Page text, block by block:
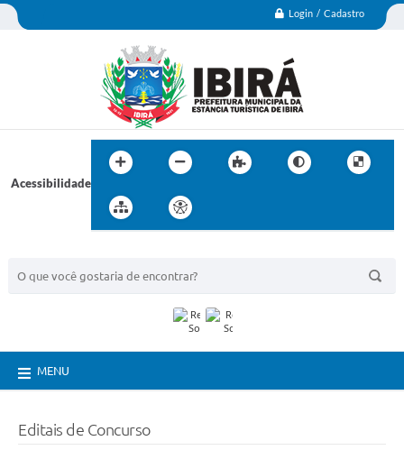
Login / Cadastro
Acessibilidade
MENU
Editais de Concurso